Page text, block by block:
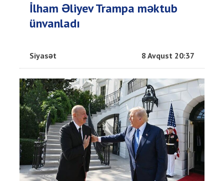
İlham Əliyev Trampa məktub
ünvanladı
Siyasət 8 Avqust 20:37